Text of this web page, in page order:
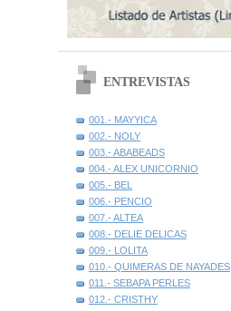
ENTREVISTAS
001.- MAYYICA
002.- NOLY
003.- ABABEADS
004.- ALEX UNICORNIO
005.- BEL
006.- PENCIO
007.- ALTEA
008.- DELIE DELICAS
009.- LOLITA
010.- QUIMERAS DE NAYADES
011.- SEBAPA PERLES
012.- CRISTHY